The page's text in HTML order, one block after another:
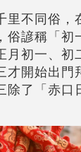
里不同俗，
俗諺稱「初
月初一、初
才開始出門
除了「赤口